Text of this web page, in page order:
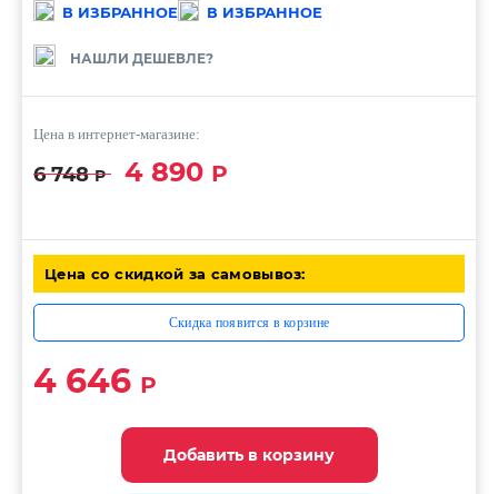
В ИЗБРАННОЕ В ИЗБРАННОЕ
НАШЛИ ДЕШЕВЛЕ?
Цена в интернет-магазине:
6 748Р 4 890 Р
Цена со скидкой за самовывоз:
Скидка появится в корзине
4 646 Р
Добавить в корзину
Добавить в корзину
Добавить в корзину